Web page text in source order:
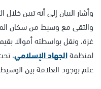
وأشار البيان إلى أنه تبين
والتقى مع وسيط من سكان
غزة، ونقل بواسطته أموالا
لمنظمةالجهاد الإسلامي،
علم بوجود العلاقة بين